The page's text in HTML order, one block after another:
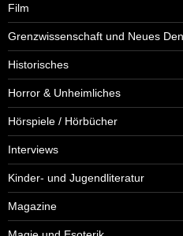
Film
Grenzwissenschaft und Neues
Historisches
Horror & Unheimliches
Hörspiele / Hörbücher
Interviews
Kinder- und Jugendliteratur
Magazine